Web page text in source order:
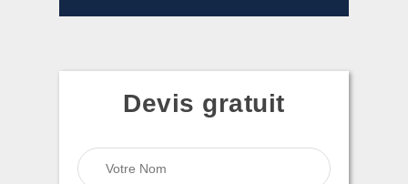
Devis gratuit